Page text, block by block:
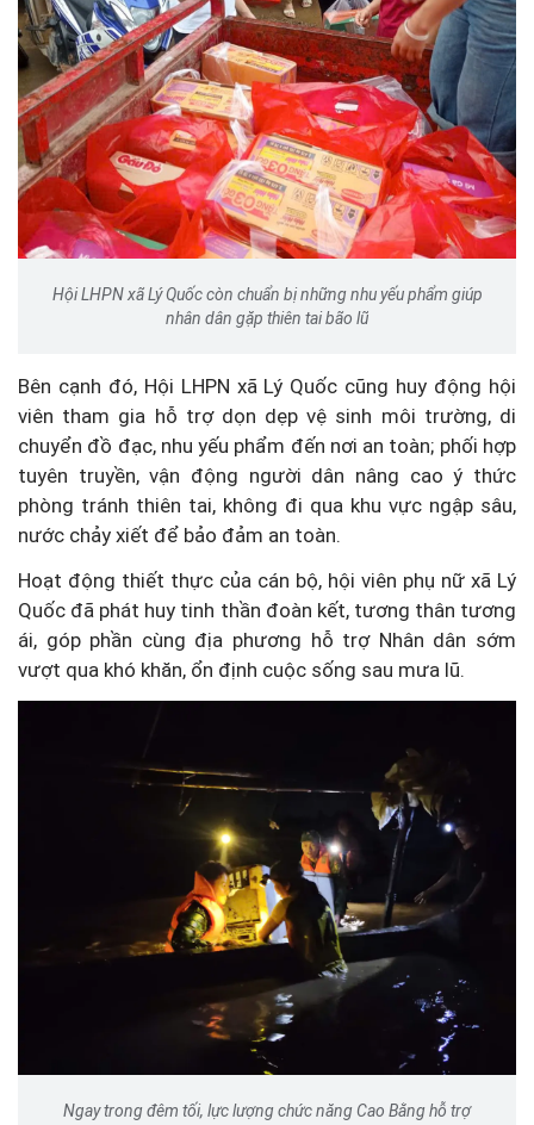
Hội LHPN xã Lý Quốc còn chuẩn bị những nhu yếu phẩm giúp
nhân dân gặp thiên tai bão lũ
Bên cạnh đó, Hội LHPN xã Lý Quốc cũng huy động hội
viên tham gia hỗ trợ dọn dẹp vệ sinh môi trường, di
chuyển đồ đạc, nhu yếu phẩm đến nơi an toàn; phối hợp
tuyên truyền, vận động người dân nâng cao ý thức
phòng tránh thiên tai, không đi qua khu vực ngập sâu,
nước chảy xiết để bảo đảm an toàn.
Hoạt động thiết thực của cán bộ, hội viên phụ nữ xã Lý
Quốc đã phát huy tinh thần đoàn kết, tương thân tương
ái, góp phần cùng địa phương hỗ trợ Nhân dân sớm
vượt qua khó khăn, ổn định cuộc sống sau mưa lũ.
Ngay trong đêm tối, lực lượng chức năng Cao Bằng hỗ trợ